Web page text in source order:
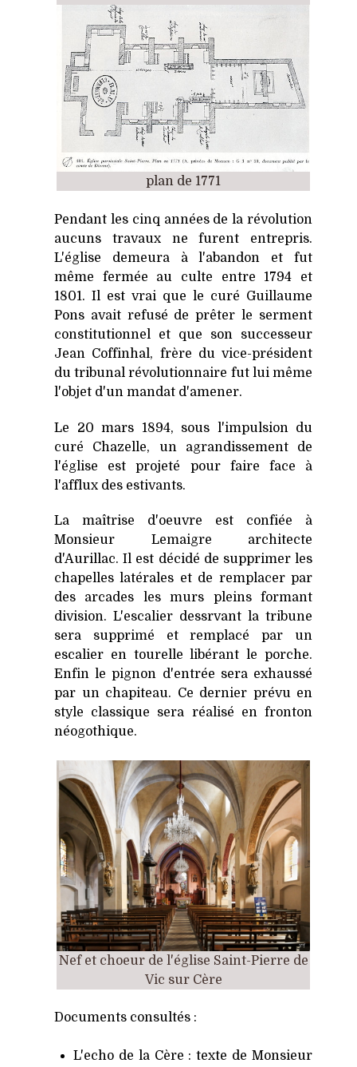
plan de 1771
Pendant les cinq années de la révolution
aucuns travaux ne furent entrepris.
L'église demeura à l'abandon et fut
même fermée au culte entre 1794 et
1801. Il est vrai que le curé Guillaume
Pons avait refusé de prêter le serment
constitutionnel et que son successeur
Jean Coffinhal, frère du vice-président
du tribunal révolutionnaire fut lui même
l'objet d'un mandat d'amener.
Le 20 mars 1894, sous l'impulsion du
curé Chazelle, un agrandissement de
l'église est projeté pour faire face à
l'afflux des estivants.
La maîtrise d'oeuvre est confiée à
Monsieur Lemaigre architecte
d'Aurillac. Il est décidé de supprimer les
chapelles latérales et de remplacer par
des arcades les murs pleins formant
division. L'escalier dessrvant la tribune
sera supprimé et remplacé par un
escalier en tourelle libérant le porche.
Enfin le pignon d'entrée sera exhaussé
par un chapiteau. Ce dernier prévu en
style classique sera réalisé en fronton
néogothique.
Nef et choeur de l'église Saint-Pierre de
Vic sur Cère
Documents consultés :
L'echo de la Cère : texte de Monsieur